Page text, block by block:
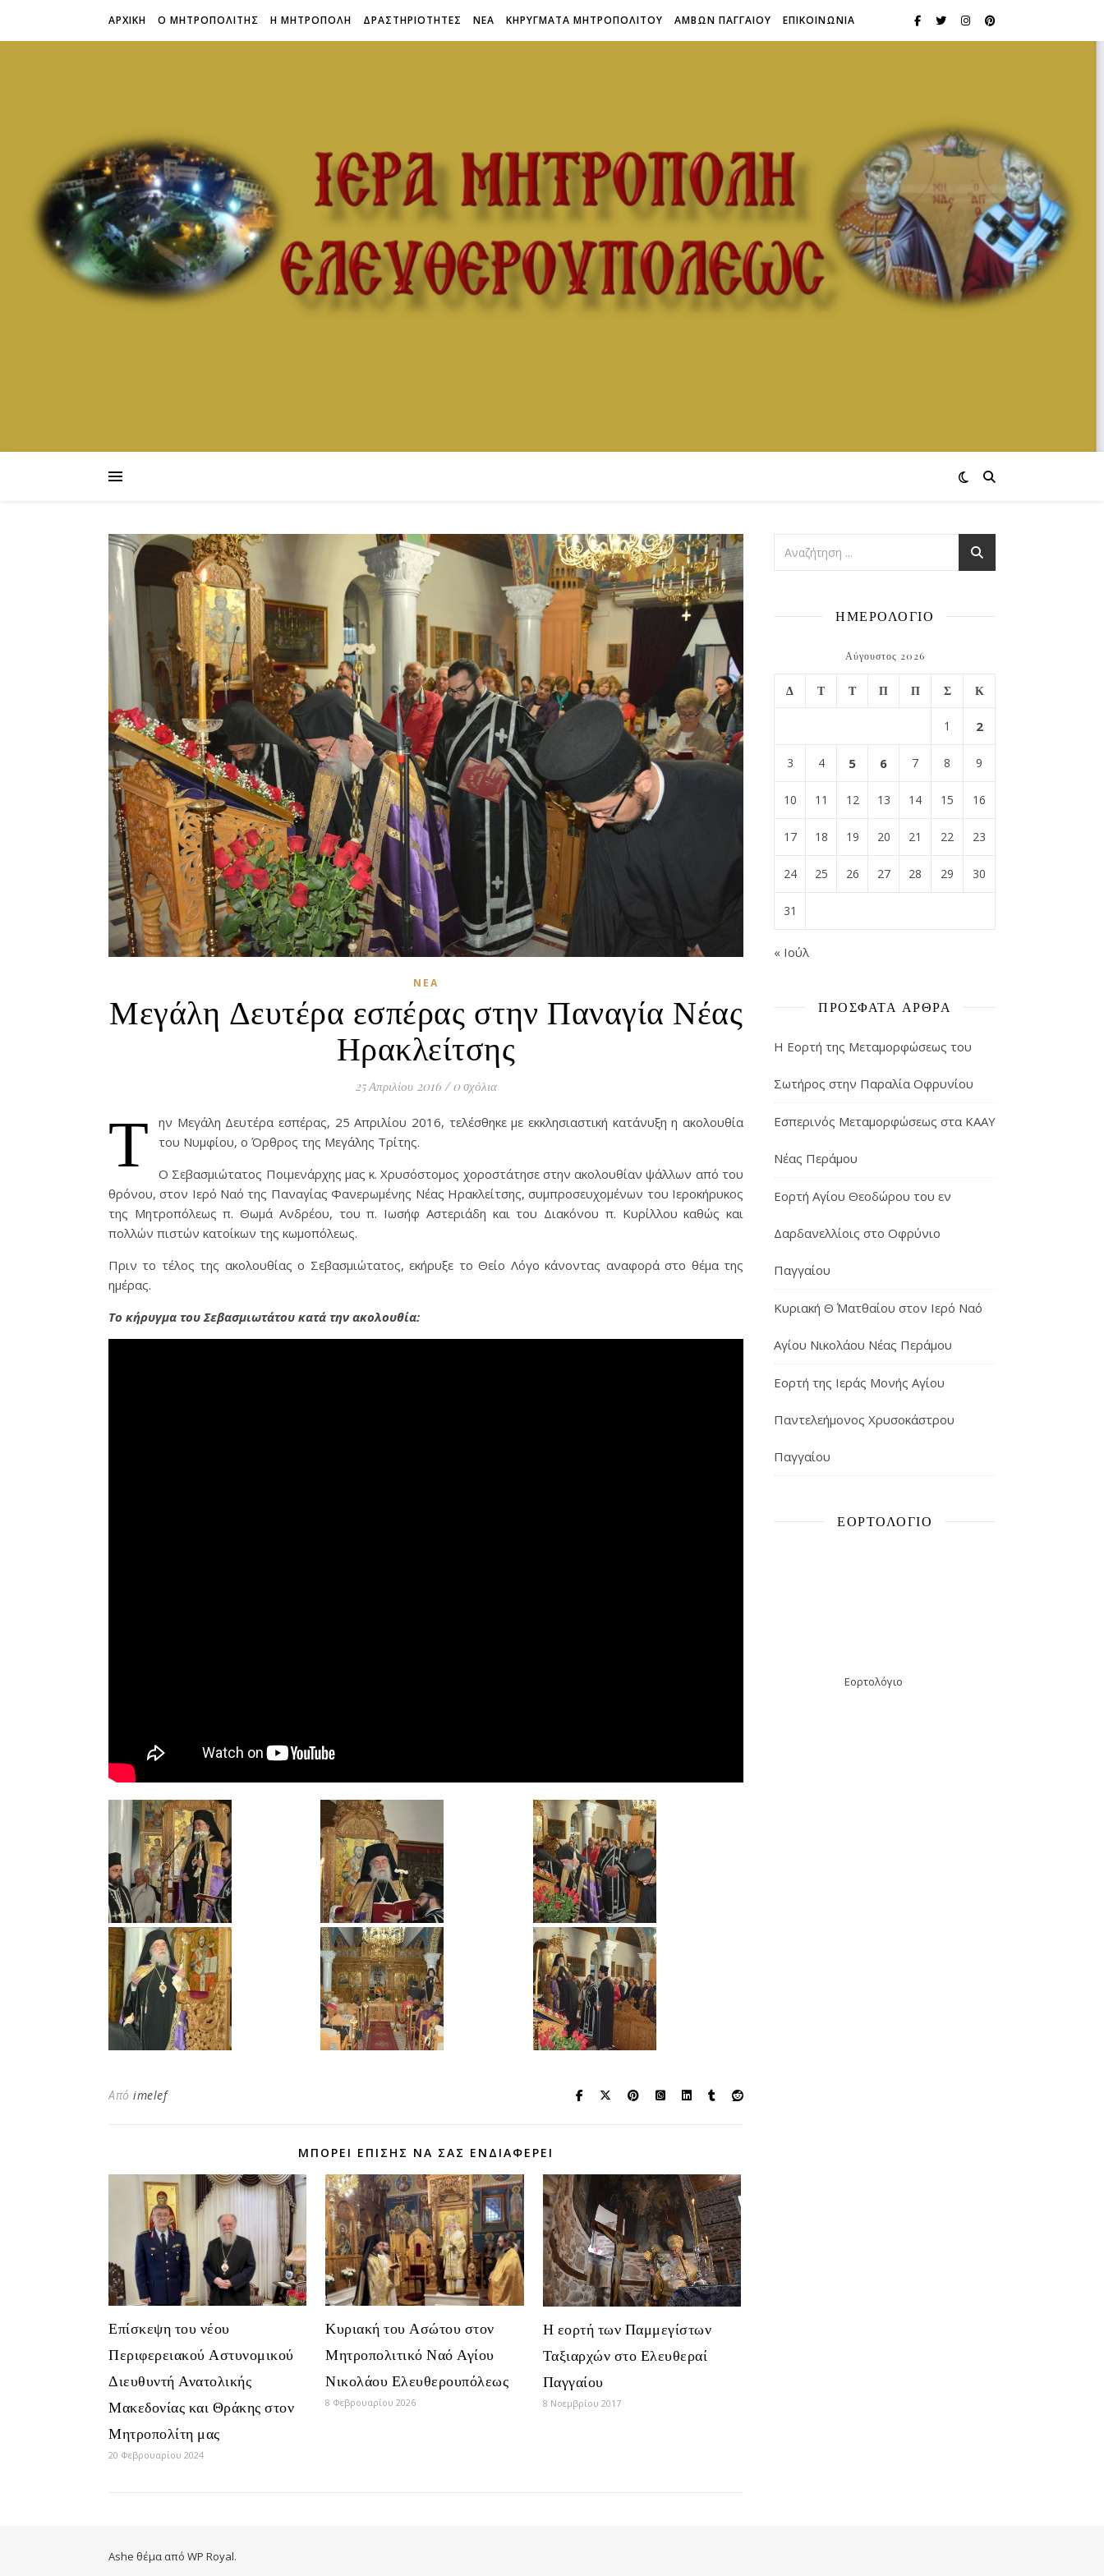
ΑΡΧΙΚΗ Ο ΜΗΤΡΟΠΟΛΙΤΗΣ Η ΜΗΤΡΟΠΟΛΗ ΔΡΑΣΤΗΡΙΟΤΗΤΕΣ ΝΕΑ ΚΗΡΥΓΜΑΤΑ ΜΗΤΡΟΠΟΛΙΤΟΥ ΑΜΒΩΝ ΠΑΓΓΑΙΟΥ ΕΠΙΚΟΙΝΩΝΙΑ
ΝΈΑ
Μεγάλη Δευτέρα εσπέρας στην Παναγία Νέας
Ηρακλείτσης
25 Απριλίου 2016 / 0 σχόλια
Τ
ην Μεγάλη Δευτέρα εσπέρας, 25 Απριλίου 2016, τελέσθηκε με εκκλησιαστική κατάνυξη η ακολουθία
του Νυμφίου, ο Όρθρος της Μεγάλης Τρίτης.
Ο Σεβασμιώτατος Ποιμενάρχης μας κ. Χρυσόστομος χοροστάτησε στην ακολουθίαν ψάλλων από του
θρόνου, στον Ιερό Ναό της Παναγίας Φανερωμένης Νέας Ηρακλείτσης, συμπροσευχομένων του Ιεροκήρυκος
της Μητροπόλεως π. Θωμά Ανδρέου, του π. Ιωσήφ Αστεριάδη και του Διακόνου π. Κυρίλλου καθώς και
πολλών πιστών κατοίκων της κωμοπόλεως.
Πριν το τέλος της ακολουθίας ο Σεβασμιώτατος, εκήρυξε το Θείο Λόγο κάνοντας αναφορά στο θέμα της
ημέρας.
Το κήρυγμα του Σεβασμιωτάτου κατά την ακολουθία:
Από imelef
ΜΠΟΡΕΊ ΕΠΊΣΗΣ ΝΑ ΣΑΣ ΕΝΔΙΑΦΈΡΕΙ
Επίσκεψη του νέου
Περιφερειακού Αστυνομικού
Διευθυντή Ανατολικής
Μακεδονίας και Θράκης στον
Μητροπολίτη μας
20 Φεβρουαρίου 2024
Κυριακή του Ασώτου στον
Μητροπολιτικό Ναό Αγίου
Νικολάου Ελευθερουπόλεως
8 Φεβρουαρίου 2026
Η εορτή των Παμμεγίστων
Ταξιαρχών στο Ελευθεραί
Παγγαίου
8 Νοεμβρίου 2017
ΗΜΕΡΟΛΟΓΙΟ
Αύγουστος 2026
Δ Τ Τ Π Π Σ Κ
1 2
3 4 5 6 7 8 9
10 11 12 13 14 15 16
17 18 19 20 21 22 23
24 25 26 27 28 29 30
31
« Ιούλ
ΠΡΌΣΦΑΤΑ ΆΡΘΡΑ
Η Εορτή της Μεταμορφώσεως του
Σωτήρος στην Παραλία Οφρυνίου
Εσπερινός Μεταμορφώσεως στα ΚΑΑΥ
Νέας Περάμου
Εορτή Αγίου Θεοδώρου του εν
Δαρδανελλίοις στο Οφρύνιο
Παγγαίου
Κυριακή Θ΄ Ματθαίου στον Ιερό Ναό
Αγίου Νικολάου Νέας Περάμου
Εορτή της Ιεράς Μονής Αγίου
Παντελεήμονος Χρυσοκάστρου
Παγγαίου
ΕΟΡΤΟΛΌΓΙΟ
Εορτολόγιο
Ashe θέμα από WP Royal.